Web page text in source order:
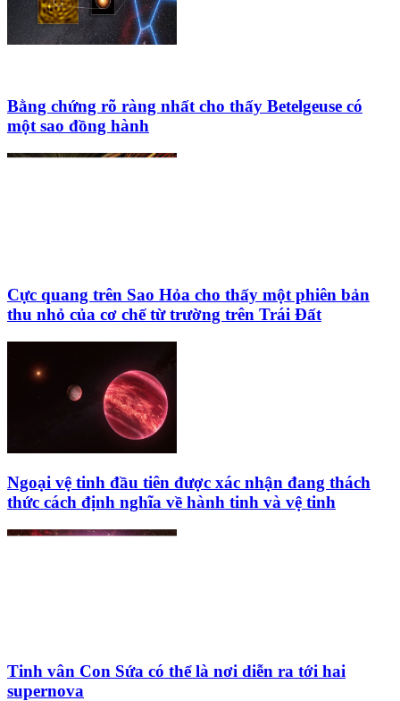
Bằng chứng rõ ràng nhất cho thấy Betelgeuse có
một sao đồng hành
Cực quang trên Sao Hỏa cho thấy một phiên bản
thu nhỏ của cơ chế từ trường trên Trái Đất
Ngoại vệ tinh đầu tiên được xác nhận đang thách
thức cách định nghĩa về hành tinh và vệ tinh
Tinh vân Con Sứa có thể là nơi diễn ra tới hai
supernova